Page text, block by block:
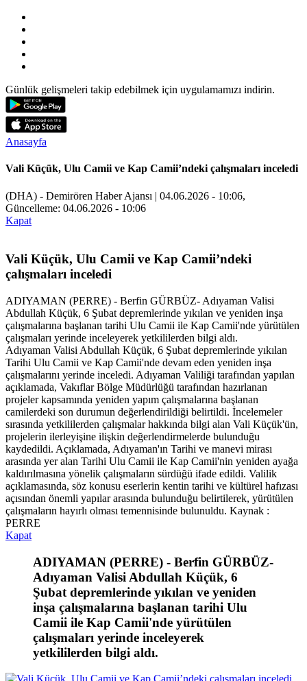
Günlük gelişmeleri takip edebilmek için uygulamamızı indirin.
Anasayfa
Vali Küçük, Ulu Camii ve Kap Camii’ndeki çalışmaları inceledi
(DHA) - Demirören Haber Ajansı | 04.06.2026 - 10:06,
Güncelleme: 04.06.2026 - 10:06
Kapat
Vali Küçük, Ulu Camii ve Kap Camii’ndeki
çalışmaları inceledi
ADIYAMAN (PERRE) - Berfin GÜRBÜZ- Adıyaman Valisi
Abdullah Küçük, 6 Şubat depremlerinde yıkılan ve yeniden inşa
çalışmalarına başlanan tarihi Ulu Camii ile Kap Camii'nde yürütülen
çalışmaları yerinde inceleyerek yetkililerden bilgi aldı.
Adıyaman Valisi Abdullah Küçük, 6 Şubat depremlerinde yıkılan
Tarihi Ulu Camii ve Kap Camii'nde devam eden yeniden inşa
çalışmalarını yerinde inceledi. Adıyaman Valiliği tarafından yapılan
açıklamada, Vakıflar Bölge Müdürlüğü tarafından hazırlanan
projeler kapsamında yeniden yapım çalışmalarına başlanan
camilerdeki son durumun değerlendirildiği belirtildi. İncelemeler
sırasında yetkililerden çalışmalar hakkında bilgi alan Vali Küçük'ün,
projelerin ilerleyişine ilişkin değerlendirmelerde bulunduğu
kaydedildi. Açıklamada, Adıyaman'ın Tarihi ve manevi mirası
arasında yer alan Tarihi Ulu Camii ile Kap Camii'nin yeniden ayağa
kaldırılmasına yönelik çalışmaların sürdüğü ifade edildi. Valilik
açıklamasında, söz konusu eserlerin kentin tarihi ve kültürel hafızası
açısından önemli yapılar arasında bulunduğu belirtilerek, yürütülen
çalışmaların hayırlı olması temennisinde bulunuldu. Kaynak :
PERRE
Kapat
ADIYAMAN (PERRE) - Berfin GÜRBÜZ-
Adıyaman Valisi Abdullah Küçük, 6
Şubat depremlerinde yıkılan ve yeniden
inşa çalışmalarına başlanan tarihi Ulu
Camii ile Kap Camii'nde yürütülen
çalışmaları yerinde inceleyerek
yetkililerden bilgi aldı.